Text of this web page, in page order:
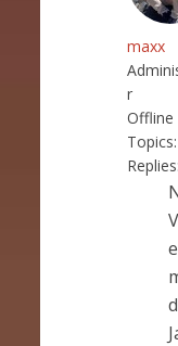
maxx
r
Offline
Topics:
Replies: